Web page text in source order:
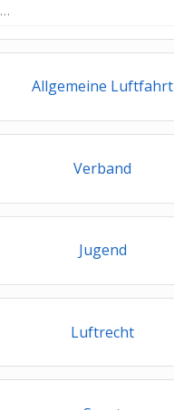
Allgemeine Luftfahrt
Verband
Jugend
Luftrecht